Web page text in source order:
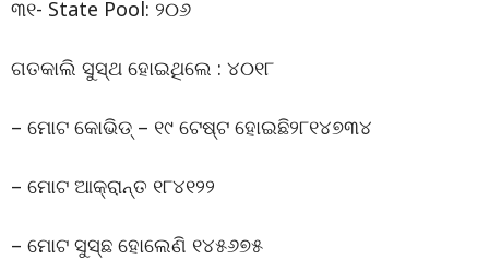
୩୧- State Pool: ୨୦୬
ଗତକାଲି ସୁସ୍ଥ ହୋଇଥିଲେ : ୪୦୧୮
– ମୋଟ କୋଭିଡ୍ – ୧୯ ଟେଷ୍ଟ ହୋଇଛି୨୮୧୪୭୩୪
– ମୋଟ ଆକ୍ରାନ୍ତ ୧୮୪୧୨୨
– ମୋଟ ସୁସ୍ଛ ହୋଲେଣି ୧୪୫୬୭୫